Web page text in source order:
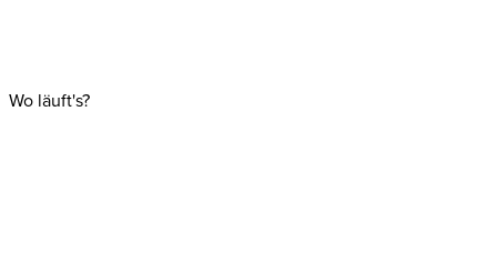
Wo läuft's?